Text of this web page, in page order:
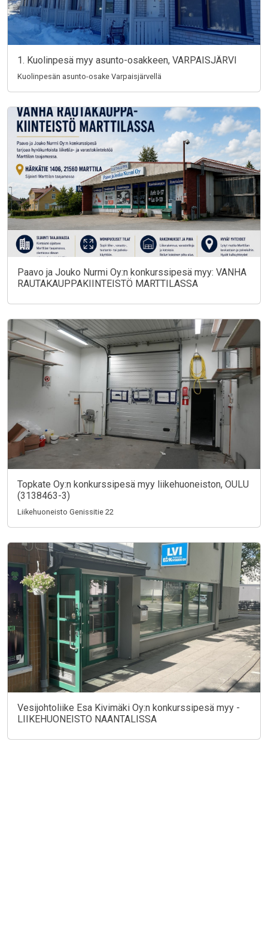
1. Kuolinpesä myy asunto-osakkeen, VARPAISJÄRVI
Kuolinpesän asunto-osake Varpaisjärvellä
Paavo ja Jouko Nurmi Oy:n konkurssipesä myy: VANHA
RAUTAKAUPPAKIINTEISTÖ MARTTILASSA
Topkate Oy:n konkurssipesä myy liikehuoneiston, OULU
(3138463-3)
Liikehuoneisto Genissitie 22
Vesijohtoliike Esa Kivimäki Oy:n konkurssipesä myy -
LIIKEHUONEISTO NAANTALISSA